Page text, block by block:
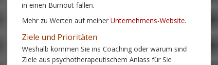
in einen Burnout fallen.
Mehr zu Werten auf meiner Unternehmens-Website.
Ziele und Prioritäten
Weshalb kommen Sie ins Coaching oder warum sind
Ziele aus psychotherapeutischem Anlass für Sie